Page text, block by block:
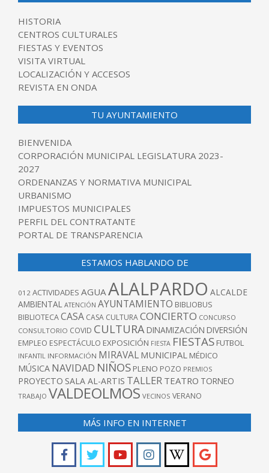
HISTORIA
CENTROS CULTURALES
FIESTAS Y EVENTOS
VISITA VIRTUAL
LOCALIZACIÓN Y ACCESOS
REVISTA EN ONDA
TU AYUNTAMIENTO
BIENVENIDA
CORPORACIÓN MUNICIPAL LEGISLATURA 2023-
2027
ORDENANZAS Y NORMATIVA MUNICIPAL
URBANISMO
IMPUESTOS MUNICIPALES
PERFIL DEL CONTRATANTE
PORTAL DE TRANSPARENCIA
ESTAMOS HABLANDO DE
012 ACTIVIDADES AGUA ALALPARDO ALCALDE
AMBIENTAL ATENCIÓN AYUNTAMIENTO BIBLIOBUS
BIBLIOTECACASA CASA CULTURACONCIERTO CONCURSO
CONSULTORIO COVID CULTURA DINAMIZACIÓN DIVERSIÓN
EMPLEO ESPECTÁCULO EXPOSICIÓN FIESTA FIESTAS FUTBOL
INFANTIL INFORMACIÓN MIRAVAL MUNICIPAL MÉDICO
MÚSICA NAVIDAD NIÑOS PLENO POZO PREMIOS
PROYECTO SALA AL-ARTIS TALLER TEATRO TORNEO
TRABAJO VALDEOLMOS VECINOS VERANO
MÁS INFO EN INTERNET